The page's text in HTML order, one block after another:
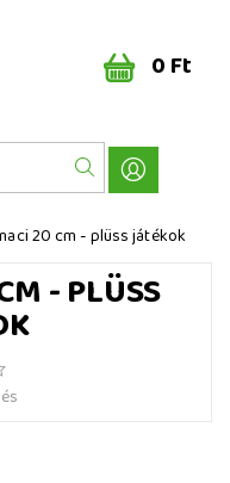
0 Ft
20 cm - plüss játékok
- PLÜSS